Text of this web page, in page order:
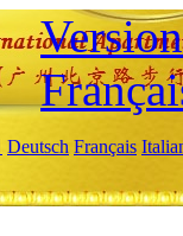
Deutsch Français